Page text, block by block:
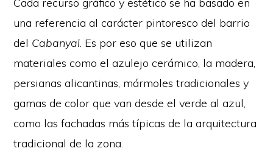
una referencia al carácter pintoresco del barrio
del Cabanyal. Es por eso que se utilizan
materiales como el azulejo cerámico, la madera,
persianas alicantinas, mármoles tradicionales y
gamas de color que van desde el verde al azul,
como las fachadas más típicas de la arquitectura
tradicional de la zona.